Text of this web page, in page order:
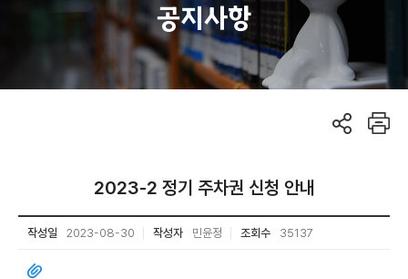
공지사항
2023-2 정기 주차권 신청 안내
작성일 2023-08-30 작성자 민윤정 조회수 35137